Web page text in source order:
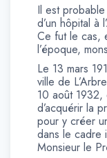
Il est
d’un hôpital à
Ce fut le cas,
l’époque,
Le 13 mars
ville de
10 août
d’acquérir la
pour y créer
dans le cadre
Monsieur le